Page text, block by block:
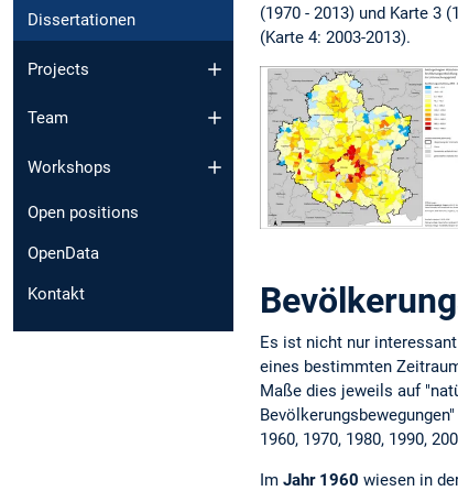
Dissertationen
Projects
Team
Workshops
Open positions
OpenData
Kontakt
(1970 - 2013) und Karte 3
(Karte 4: 2003-2013).
Es ist nicht nur
eines bestimmten
Maße dies jeweils auf
1960, 1970, 1980, 1990,
Im Jahr 1960 wiesen in